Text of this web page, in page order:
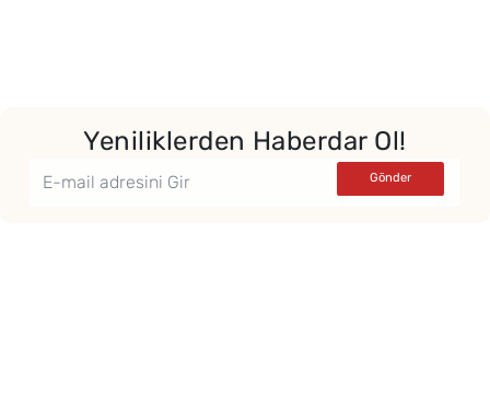
Yeniliklerden Haberdar Ol!